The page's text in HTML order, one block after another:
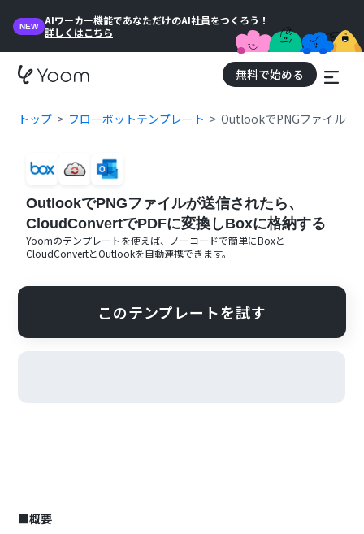
NEW
AIワーカー機能であなただけのAI社員をつくろう！
詳しくはこちら
無料で始める
トップ フローボットテンプレート OutlookでPNGファイルが
OutlookでPNGファイルが送信されたら、
CloudConvertでPDFに変換しBoxに格納する
Yoomのテンプレートを使えば、ノーコードで簡単にBoxと
CloudConvertとOutlookを自動連携できます。
このテンプレートを試す
■概要